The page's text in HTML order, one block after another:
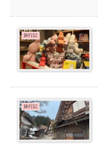
旅行記
旅行記